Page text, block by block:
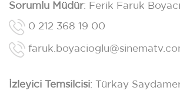
Sorumlu Müdür: Ferik Faruk
0 212 368 19 00
İzleyici Temsilcisi: Türkay